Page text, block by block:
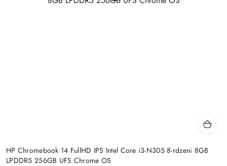
HP Chromebook 14 FullHD IPS Intel Core i3-N305 8-rdzeni 8GB
LPDDR5 256GB UFS Chrome OS